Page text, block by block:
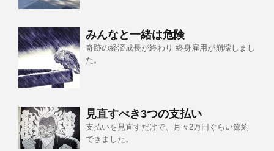
みんなと一緒は危険
奇跡の経済成長が終わり 終身雇用が崩壊しまし
た。
見直すべき3つの支払い
支払いを見直すだけで、月々2万円ぐらい節約
できました。